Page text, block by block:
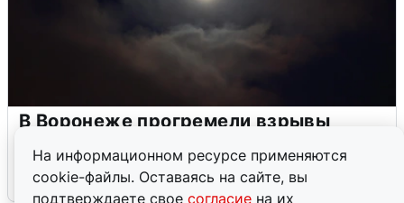
На информационном ресурсе применяются
cookie-файлы. Оставаясь на сайте, вы
подтверждаете свое согласие на их
В Воронеже прогремели взрывы
5 августа 0